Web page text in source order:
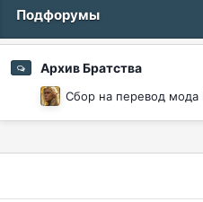
Подфорумы
Архив Братства